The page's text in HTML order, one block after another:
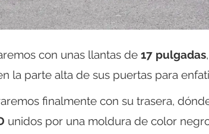
con unas llantas de 17 pulgadas
la parte alta de sus puertas para
finalmente con su trasera,
unidos por una moldura de color